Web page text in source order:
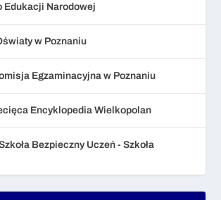
Edukacji Narodowej
w Poznaniu
Egzaminacyjna w Poznaniu
Encyklopedia Wielkopolan
Bezpieczny Uczeń - Szkoła